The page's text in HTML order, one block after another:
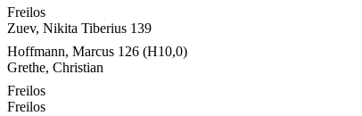
Freilos
Zuev, Nikita Tiberius 139
Hoffmann, Marcus 126 (H10,0)
Grethe, Christian
Freilos
Freilos